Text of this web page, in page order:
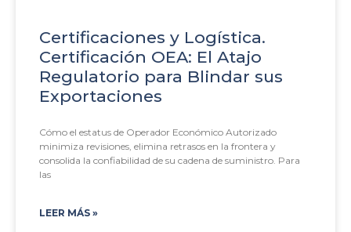
Certificaciones y Logística.
Certificación OEA: El Atajo
Regulatorio para Blindar sus
Exportaciones
Cómo el estatus de Operador Económico Autorizado
minimiza revisiones, elimina retrasos en la frontera y
consolida la confiabilidad de su cadena de suministro. Para
las
LEER MÁS »